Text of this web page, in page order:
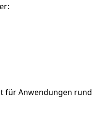
für Anwendungen rund